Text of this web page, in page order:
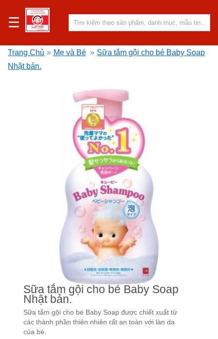
☰
Trang Chủ » Mẹ và Bé » Sữa tắm gội cho bé Baby Soap
Nhật bản.
Sữa tắm gội cho bé Baby Soap
Nhật bản.
Sữa tắm gội cho bé Baby Soap được chiết xuất từ
các thành phần thiên nhiên rất an toàn với làn da
của bé.